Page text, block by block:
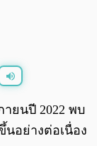
0:00
ายนปี 2022 พบ
นอย่างต่อเนื่อง